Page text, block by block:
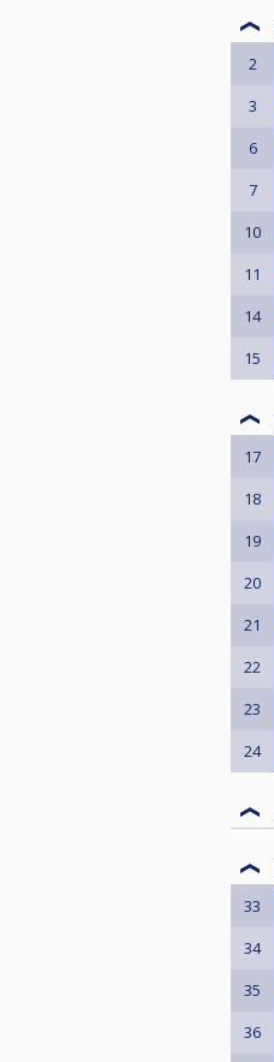
2
3
6
7
10
11
14
15
17
18
19
20
21
22
23
24
33
34
35
36